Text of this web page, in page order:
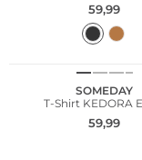
59,99
SOMEDAY
T-Shirt KEDORA
59,99